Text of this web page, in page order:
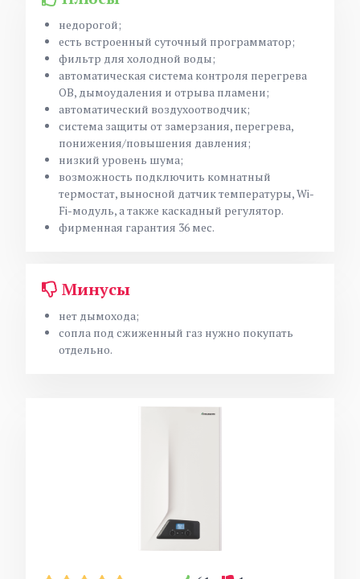
недорогой;
есть встроенный суточный программатор;
фильтр для холодной воды;
автоматическая система контроля перегрева
ОВ, дымоудаления и отрыва пламени;
автоматический воздухоотводчик;
система защиты от замерзания, перегрева,
понижения/повышения давления;
низкий уровень шума;
возможность подключить комнатный
термостат, выносной датчик температуры, Wi-
Fi-модуль, а также каскадный регулятор.
фирменная гарантия 36 мес.
Минусы
нет дымохода;
сопла под сжиженный газ нужно покупать
отдельно.